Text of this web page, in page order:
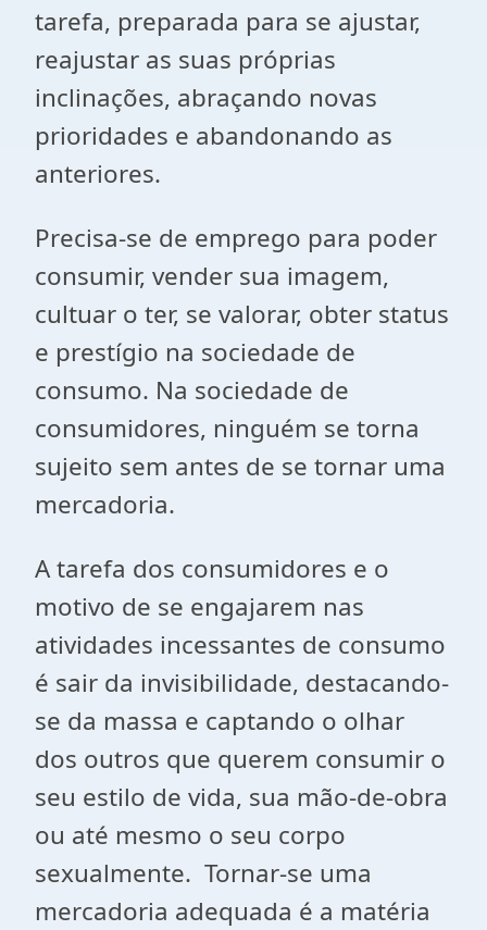
tarefa, preparada para se ajustar,
reajustar as suas próprias
inclinações, abraçando novas
prioridades e abandonando as
anteriores.
Precisa-se de emprego para poder
consumir, vender sua imagem,
cultuar o ter, se valorar, obter status
e prestígio na sociedade de
consumo. Na sociedade de
consumidores, ninguém se torna
sujeito sem antes de se tornar uma
mercadoria.
A tarefa dos consumidores e o
motivo de se engajarem nas
atividades incessantes de consumo
é sair da invisibilidade, destacando-
se da massa e captando o olhar
dos outros que querem consumir o
seu estilo de vida, sua mão-de-obra
ou até mesmo o seu corpo
sexualmente. Tornar-se uma
mercadoria adequada é a matéria